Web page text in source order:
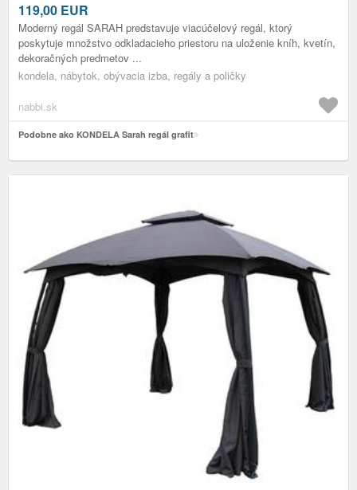
119,00 EUR
Moderný regál SARAH predstavuje viacúčelový regál, ktorý
poskytuje množstvo odkladacieho priestoru na uloženie kníh, kvetín,
dekoračných predmetov ...
kondela, nábytok, obývacia izba, regály a poličky
nabbi.sk
Podobne ako KONDELA Sarah regál grafit